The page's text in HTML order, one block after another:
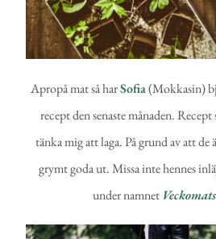
Apropå mat så harSofia(Mokkasin)
recept den senaste månaden.
tänka mig att laga. På grund av att de
grymt goda ut. Missa inte hennes
under namnet